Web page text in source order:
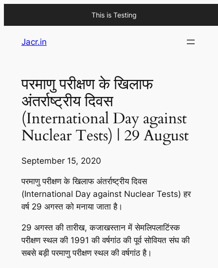
This is Testing
Jacr.in
परमाणु परीक्षण के खिलाफ
अंतर्राष्ट्रीय दिवस
(International Day against
Nuclear Tests) | 29 August
September 15, 2020
परमाणु परीक्षण के खिलाफ अंतर्राष्ट्रीय दिवस
(International Day against Nuclear Tests) हर
वर्ष 29 अगस्त को मनाया जाता है।
29 अगस्त की तारीख, कजाखस्तान में सेमलिपलाटिंस्क
परीक्षण स्थल की 1991 की वर्षगांठ की पूर्व सोवियत संघ की
सबसे बड़ी परमाणु परीक्षण स्थल की वर्षगांठ है।